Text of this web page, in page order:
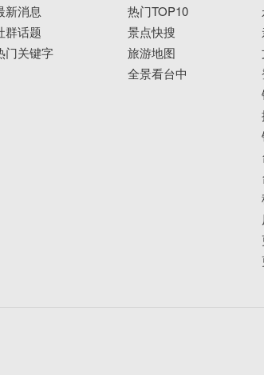
新消息
群话题
门关键字
热门TOP10
景点快搜
旅游地图
全景看台中